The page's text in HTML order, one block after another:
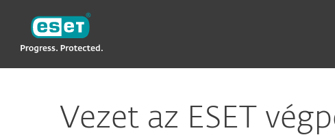
Vezet az ESET
ESET